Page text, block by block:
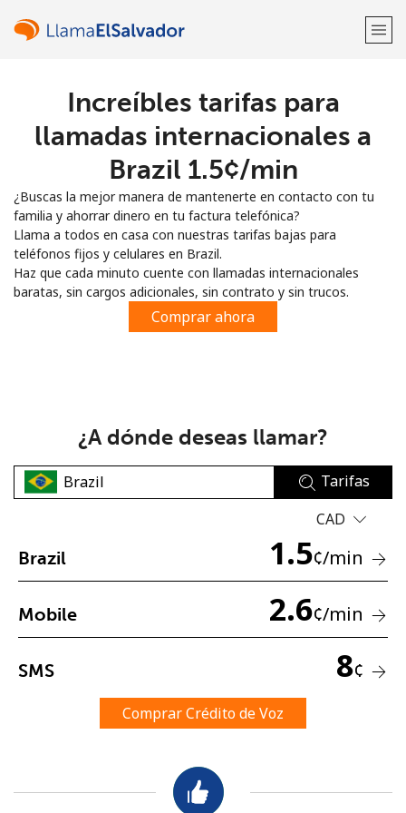
¡Bienvenido!
Regístrate con
o
No se ha creado una contraseña
Mínimo 8 caracteres
Un número
Un caracter especial
Mantente en contacto para recibir nuestras mejores
ofertas.
Increíbles tarifas para
llamadas internacionales a
Brazil ⁦1.5¢⁩/min
¿Buscas la mejor manera de mantenerte en contacto con tu
familia y ahorrar dinero en tu factura telefónica?
Llama a todos en casa con nuestras tarifas bajas para
teléfonos fijos y celulares en Brazil.
Haz que cada minuto cuente con llamadas internacionales
baratas, sin cargos adicionales, sin contrato y sin trucos.
Comprar ahora
¿A dónde deseas llamar?
Tarifas
CAD
Brazil 1.5¢/min
Mobile 2.6¢/min
SMS 8¢
Comprar Crédito de Voz